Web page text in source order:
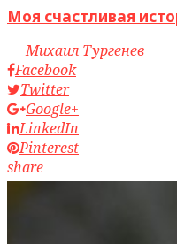
Моя счастливая
byМихаил Тургенев
Facebook
Twitter
Google+
LinkedIn
Pinterest
share